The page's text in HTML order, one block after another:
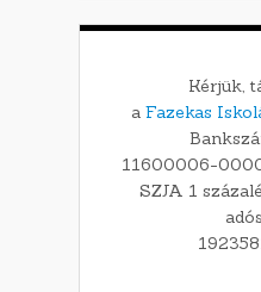
Kérjük,
a Fazekas
11600006-
SZJA 1